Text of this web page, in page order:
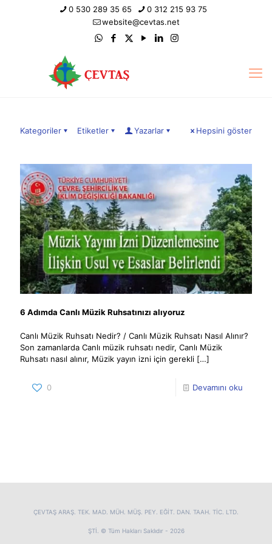
0 530 289 35 65
0 312 215 93 75
website@cevtas.net
Kategoriler Etiketler Yazarlar Hepsini göster
6 Adımda Canlı Müzik Ruhsatınızı alıyoruz
Canlı Müzik Ruhsatı Nedir? / Canlı Müzik Ruhsatı Nasıl Alınır?
Son zamanlarda Canlı müzik ruhsatı nedir, Canlı Müzik
Ruhsatı nasıl alınır, Müzik yayın izni için gerekli […]
0 Devamını oku
ÇEVTAŞ ARAŞ. TEK. MAD. MÜH. MÜŞ. PEY. EĞİT. DAN. TAAH. TİC. LTD.
ŞTİ. © Tüm Hakları Saklıdır - 2026